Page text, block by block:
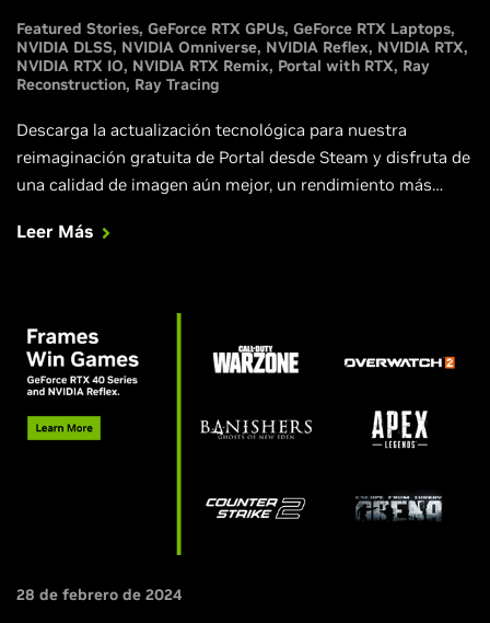
Featured Stories GeForce RTX GPUs GeForce RTX Laptops
NVIDIA DLSS NVIDIA Omniverse NVIDIA Reflex NVIDIA RTX
NVIDIA RTX IO NVIDIA RTX Remix Portal with RTX Ray
Reconstruction Ray Tracing
Descarga la actualización tecnológica para nuestra
reimaginación gratuita de Portal desde Steam y disfruta de
una calidad de imagen aún mejor, un rendimiento más
Leer Más
28 de febrero de 2024